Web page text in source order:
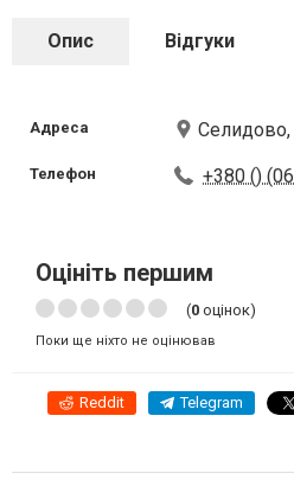
Опис Відгуки
Адреса
Телефон +380 ()
Оцініть першим
(0 оцінок)
Поки ще ніхто не оцінював
Reddit Telegram